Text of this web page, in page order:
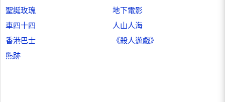
聖誕玫瑰
地下電影
車四十四
人山人海
香港巴士
《殺人遊戲》
熊跡